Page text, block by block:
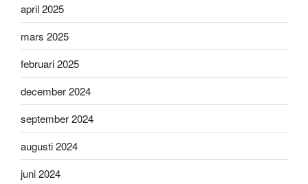
april 2025
mars 2025
februari 2025
december 2024
september 2024
augusti 2024
juni 2024